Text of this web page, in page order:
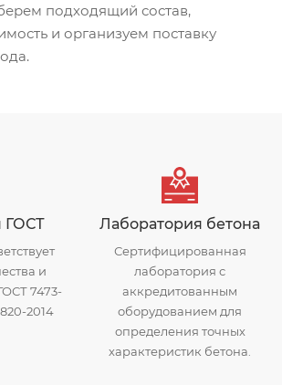
подходящий состав,
и организуем поставку
ГОСТ
и
7473-
2014
Лаборатория бетона
Сертифицированная
лаборатория с
аккредитованным
оборудованием для
определения точных
характеристик бетона.